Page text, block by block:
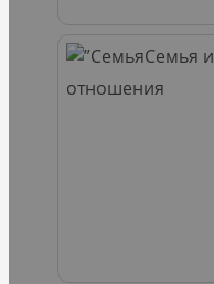
Семья и
отношения